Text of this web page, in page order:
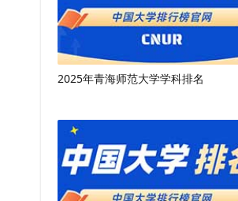
2025年青海师范大学学科排名